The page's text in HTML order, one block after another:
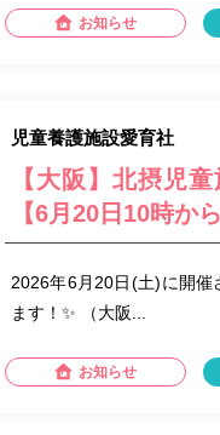
お知らせ
児童養護施設愛育社
【大阪】北摂児
【6月20日10時から
2026年6月20日(土)に開催
ます！✨ （大阪...
お知らせ